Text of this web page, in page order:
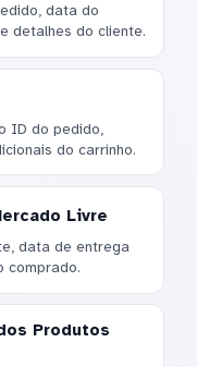
data do
detalhes do cliente.
ID do pedido,
do carrinho.
Livre
data de entrega
comprado.
Produtos